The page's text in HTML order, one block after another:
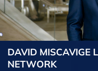
DAVID MISCAVIGE
NETWORK